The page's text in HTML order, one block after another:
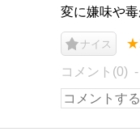
変に嫌味や毒
ナイス
コメント(0)